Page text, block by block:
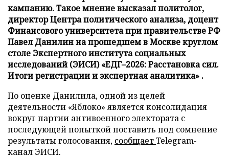
кампанию. Такое мнение высказал политолог,
директор Центра политического анализа, доцент
Финансового университета при правительстве РФ
Павел Данилин на прошедшем в Москве круглом
столе Экспертного института социальных
исследований (ЭИСИ) «ЕДГ–2026: Расстановка сил.
Итоги регистрации и экспертная аналитика» .
По оценке Данилила, одной из целей
деятельности «Яблоко» является консолидация
вокруг партии антивоенного электората с
последующей попыткой поставить под сомнение
результаты голосования, сообщаетTelegram-
канал ЭИСИ.